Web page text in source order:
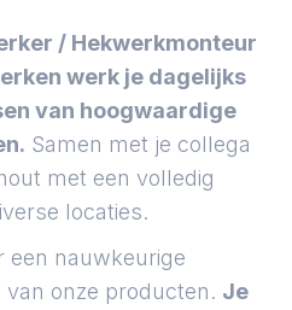
/ Hekwerkmonteur
werk je dagelijks
van hoogwaardige
Samen met je collega
met een volledig
locaties.
een nauwkeurige
onze producten. Je